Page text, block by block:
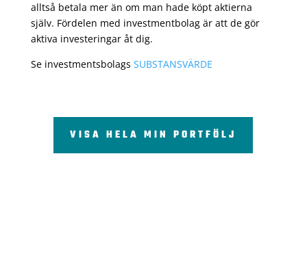
alltså betala mer än om man hade köpt aktierna
själv. Fördelen med investmentbolag är att de gör
aktiva investeringar åt dig.
Se investmentsbolags SUBSTANSVÄRDE
VISA HELA MIN PORTFÖLJ